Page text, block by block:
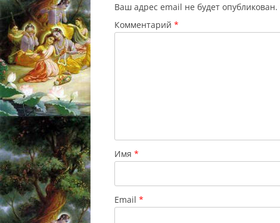
Ваш адрес email не будет опубликован.
Комментарий *
Имя *
Email *